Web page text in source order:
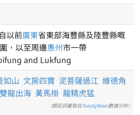
以前廣東省東部海豐縣及陸豐縣嘅
，以至周邊惠州市一帶
and Lukfung
如山 文房四寶 泥菩薩過江 維德角
雙龍出海 黃馬褂 龍精虎猛
(類近詞彙取自ToastyNews數據分析)